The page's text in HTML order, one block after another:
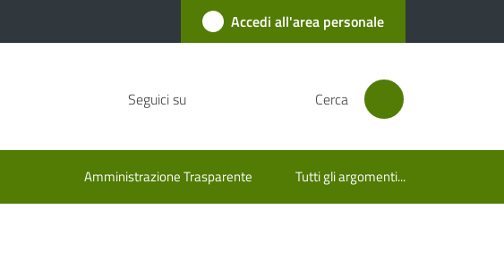
Accedi all'area personale
Seguici su Cerca
Amministrazione Trasparente Tutti gli argomenti...